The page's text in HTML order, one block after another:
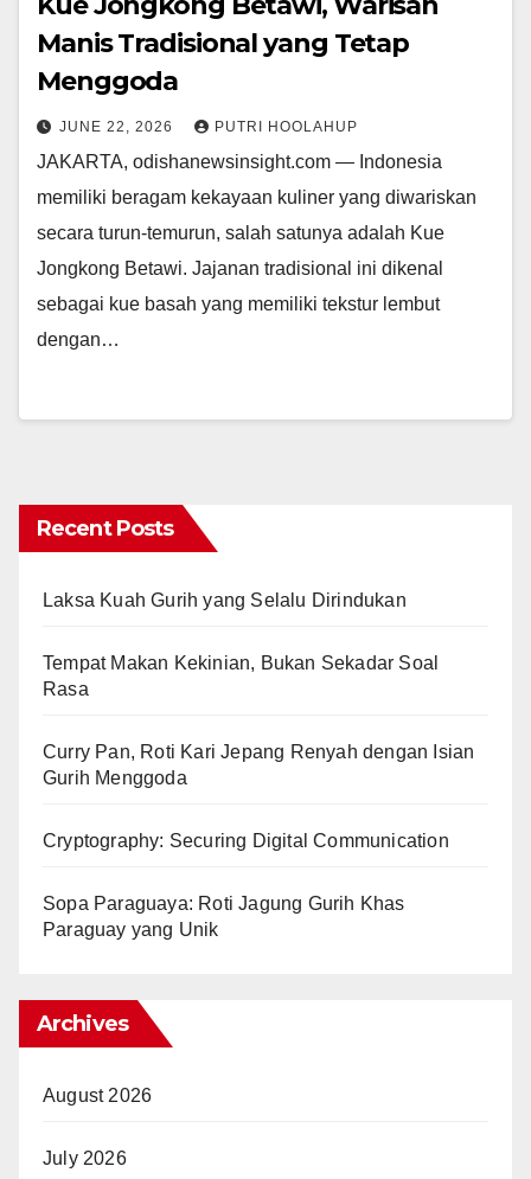
Manis Tradisional yang Tetap
Menggoda
JUNE 22, 2026 PUTRI HOOLAHUP
JAKARTA, odishanewsinsight.com — Indonesia
memiliki beragam kekayaan kuliner yang diwariskan
secara turun-temurun, salah satunya adalah Kue
Jongkong Betawi. Jajanan tradisional ini dikenal
sebagai kue basah yang memiliki tekstur lembut
dengan…
Recent Posts
Laksa Kuah Gurih yang Selalu Dirindukan
Tempat Makan Kekinian, Bukan Sekadar Soal
Rasa
Curry Pan, Roti Kari Jepang Renyah dengan Isian
Gurih Menggoda
Cryptography: Securing Digital Communication
Sopa Paraguaya: Roti Jagung Gurih Khas
Paraguay yang Unik
Archives
August 2026
July 2026